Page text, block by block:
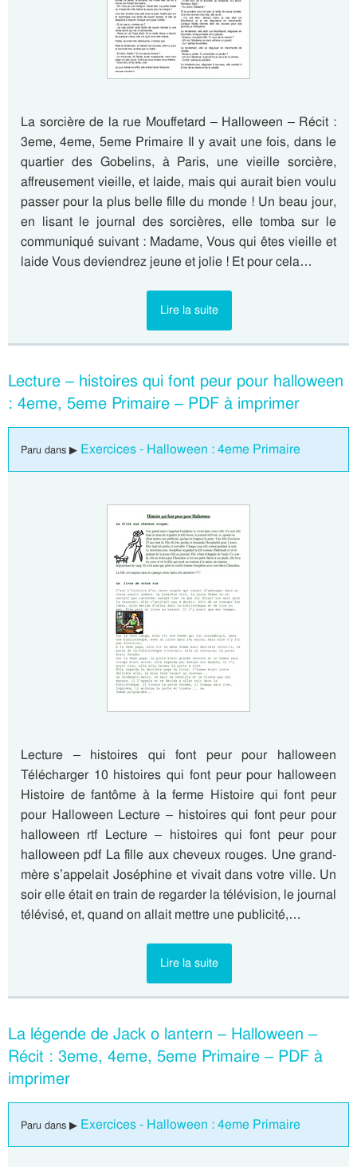
La sorcière de la rue Mouffetard – Halloween – Récit :
3eme, 4eme, 5eme Primaire Il y avait une fois, dans le
quartier des Gobelins, à Paris, une vieille sorcière,
affreusement vieille, et laide, mais qui aurait bien voulu
passer pour la plus belle fille du monde ! Un beau jour,
en lisant le journal des sorcières, elle tomba sur le
communiqué suivant : Madame, Vous qui êtes vieille et
laide Vous deviendrez jeune et jolie ! Et pour cela…
Lire la suite
Lecture – histoires qui font peur pour halloween
: 4eme, 5eme Primaire – PDF à imprimer
Paru dans ▶ Exercices - Halloween : 4eme Primaire
Lecture – histoires qui font peur pour halloween
Télécharger 10 histoires qui font peur pour halloween
Histoire de fantôme à la ferme Histoire qui font peur
pour Halloween Lecture – histoires qui font peur pour
halloween rtf Lecture – histoires qui font peur pour
halloween pdf La fille aux cheveux rouges. Une grand-
mère s’appelait Joséphine et vivait dans votre ville. Un
soir elle était en train de regarder la télévision, le journal
télévisé, et, quand on allait mettre une publicité,…
Lire la suite
La légende de Jack o lantern – Halloween –
Récit : 3eme, 4eme, 5eme Primaire – PDF à
imprimer
Paru dans ▶ Exercices - Halloween : 4eme Primaire